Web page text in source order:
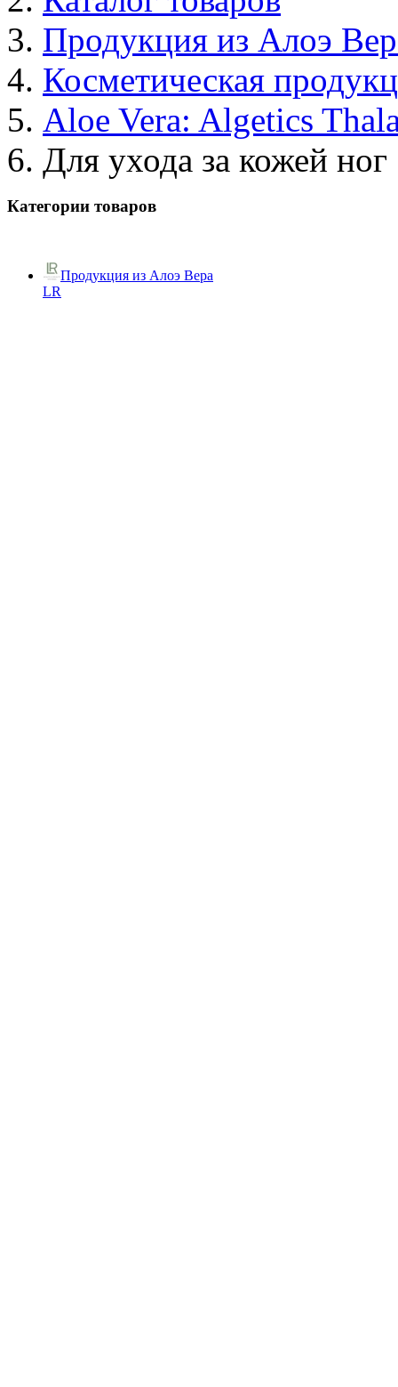
Продукция из Алоэ
Косметическая
Aloe Vera: Algetics
Для ухода за кожей ног
Категории товаров
Продукция из Алоэ Вера
LR